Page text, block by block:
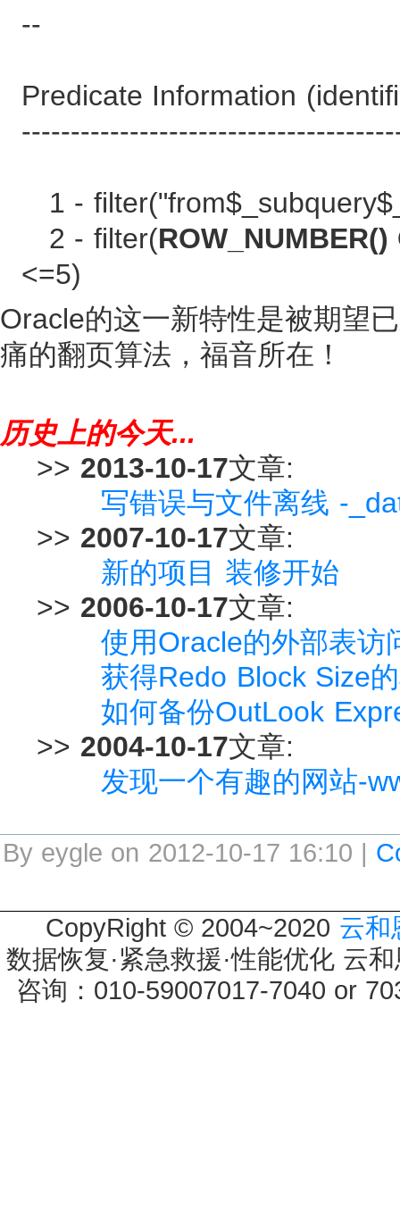
--
Predicate Information
1 -
2 - filter(ROW_NUMBER()
<=5)
Oracle的这一新特性是被期望
痛的翻页算法，福音所在！
历史上的今天...
>> 2013-10-17文章:
写错误与文件离线 -
>> 2007-10-17文章:
新的项目 装修开始
>> 2006-10-17文章:
使用Oracle的外部表访
获得Redo Block Size
如何备份OutLook
>> 2004-10-17文章:
发现一个有趣的网站-
By eygle on 2012-10-17 16:10 |
CopyRight © 2004~2020 云和
数据恢复·紧急救援·性能优化 云
咨询：010-59007017-7040 or